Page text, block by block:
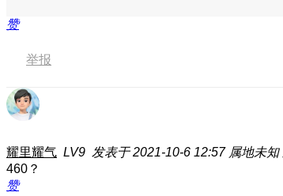
赞
举报
耀里耀气 LV9 发表于 2021-10-6 12:57 属地未知
460？
赞